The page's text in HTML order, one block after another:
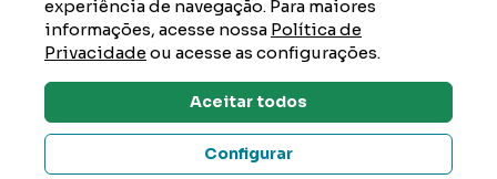
Dúvidas? Tire Aqui
experiência de navegação. Para maiores
informações, acesse nossa Política de
Privacidadeou acesse as configurações.
Aceitar todos
Configurar